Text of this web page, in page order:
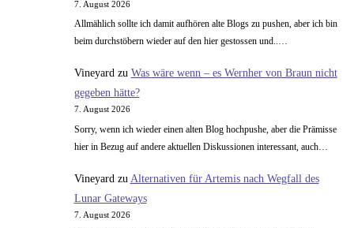
7. August 2026
Allmählich sollte ich damit aufhören alte Blogs zu pushen, aber ich bin
beim durchstöbern wieder auf den hier gestossen und..…
Vineyardzu Was wäre wenn – es Wernher von Braun nicht
gegeben hätte?
7. August 2026
Sorry, wenn ich wieder einen alten Blog hochpushe, aber die Prämisse
hier in Bezug auf andere aktuellen Diskussionen interessant, auch…
Vineyard zu Alternativen für Artemis nach Wegfall des
Lunar Gateways
7. August 2026